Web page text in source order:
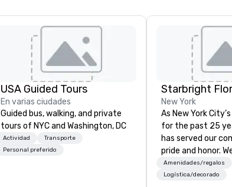
USA Guided Tours
En varias ciudades
Guided bus, walking, and private
tours of NYC and Washington, DC
Actividad
Transporte
Personal preferido
Starbright
New York
As New York
for the past 25
has served our
pride and honor.
day delivery of
flowers
Amenidades/regalos
Logística/decorado